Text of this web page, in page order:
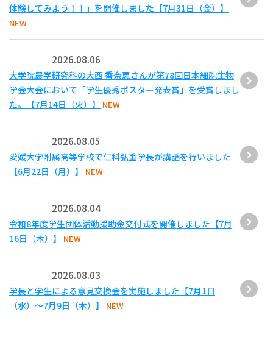
体験してみよう！！」を開催しました【7月31日（金）】
NEW
2026.08.06
大学院農学研究科の大西 香奈恵さんが第78回日本細胞生物
学会大会において「学生優秀ポスター発表賞」を受賞しまし
た。【7月14日（火）】
NEW
2026.08.05
愛媛大学附属高等学校で仁科弘重学長が講話を行いました
【6月22日（月）】
NEW
2026.08.04
令和8年度学生団体活動援助金交付式を開催しました【7月
16日（木）】
NEW
2026.08.03
学長と学生による意見交換会を実施しました【7月1日
（水）～7月9日（木）】
NEW